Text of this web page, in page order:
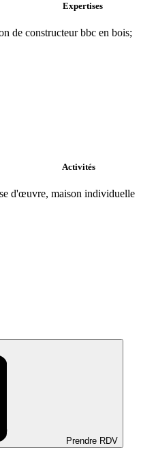
Expertises
de constructeur bbc en bois;
Activités
d'œuvre, maison individuelle
Prendre RDV